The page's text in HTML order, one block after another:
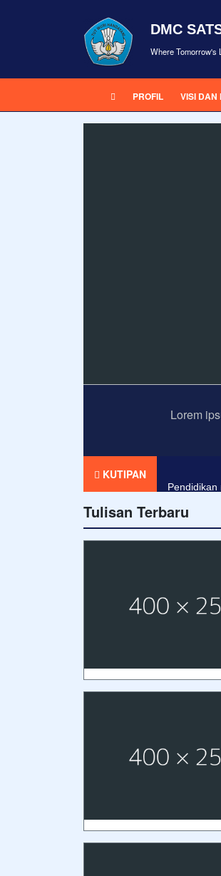
DMC
Where Tomorrow's
PROFIL VISI DAN
Lorem
KUTIPAN
Tulisan Terbaru